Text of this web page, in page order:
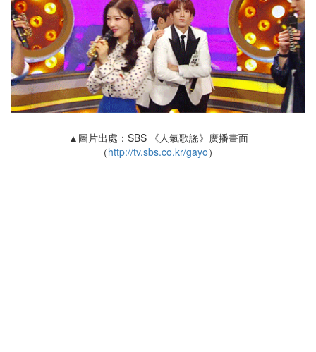
▲圖片出處：SBS 《人氣歌謠》廣播畫面
（http://tv.sbs.co.kr/gayo）